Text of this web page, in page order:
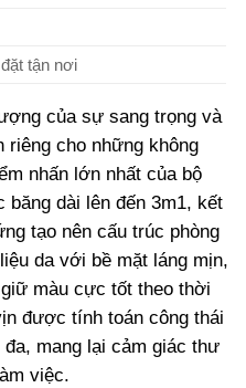
tận nơi
của sự sang trọng và
riêng cho những không
nhấn lớn nhất của bộ
dài lên đến 3m1, kết
tạo nên cấu trúc phòng
da với bề mặt láng mịn,
màu cực tốt theo thời
được tính toán công thái
mang lại cảm giác thư
việc.